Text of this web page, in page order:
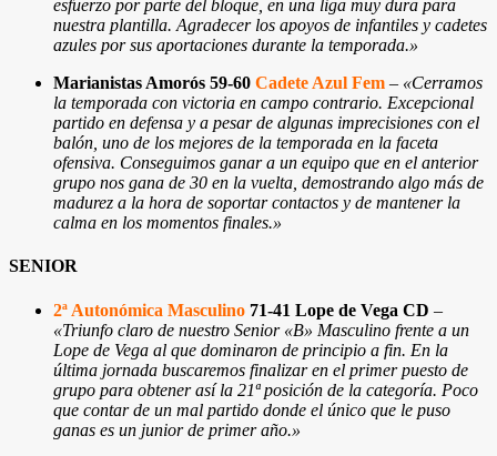
esfuerzo por parte del bloque, en una liga muy dura para
nuestra plantilla. Agradecer los apoyos de infantiles y cadetes
azules por sus aportaciones durante la temporada.»
Marianistas Amorós 59-60 Cadete Azul Fem – «Cerramos
la temporada con victoria en campo contrario. Excepcional
partido en defensa y a pesar de algunas imprecisiones con el
balón, uno de los mejores de la temporada en la faceta
ofensiva. Conseguimos ganar a un equipo que en el anterior
grupo nos gana de 30 en la vuelta, demostrando algo más de
madurez a la hora de soportar contactos y de mantener la
calma en los momentos finales.»
SENIOR
2ª Autonómica Masculino 71-41 Lope de Vega CD –
«Triunfo claro de nuestro Senior «B» Masculino frente a un
Lope de Vega al que dominaron de principio a fin. En la
última jornada buscaremos finalizar en el primer puesto de
grupo para obtener así la 21ª posición de la categoría. Poco
que contar de un mal partido donde el único que le puso
ganas es un junior de primer año.»